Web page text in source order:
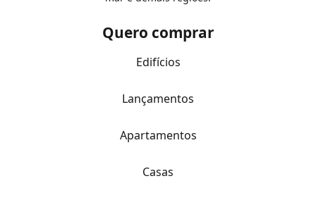
Quero comprar
Edifícios
Lançamentos
Apartamentos
Casas